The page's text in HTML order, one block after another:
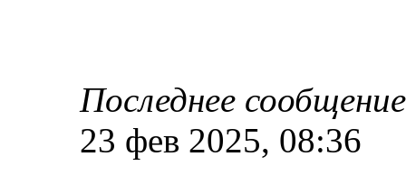
Последнее
23 фев 2025, 08:36